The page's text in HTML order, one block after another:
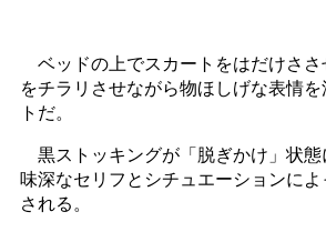
ベッドの上でスカートをはだけささ
をチラリさせながら物ほしげな表情
トだ。
黒ストッキングが「脱ぎかけ」状
味深なセリフとシチュエーションに
される。